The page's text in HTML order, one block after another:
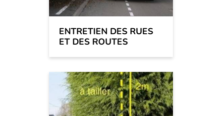
ENTRETIEN DES RUES
ET DES ROUTES